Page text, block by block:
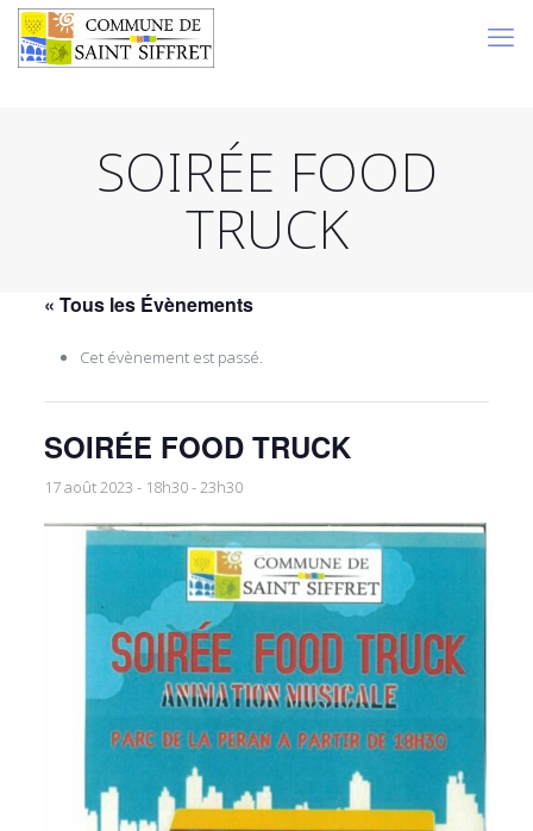
SOIRÉE FOOD
TRUCK
« Tous les Évènements
Cet évènement est passé.
SOIRÉE FOOD TRUCK
17 août 2023 - 18h30-23h30